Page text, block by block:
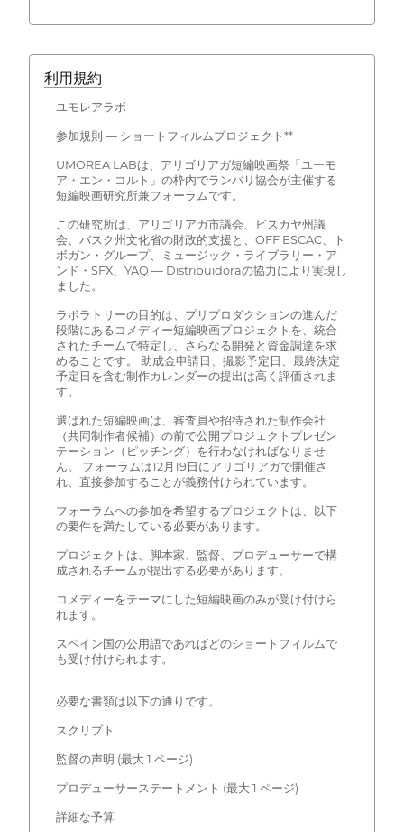
利用規約
ユモレアラボ
参加規則 — ショートフィルムプロジェクト**
UMOREA LABは、アリゴリアガ短編映画祭「ユーモ
ア・エン・コルト」の枠内でランバリ協会が主催する
短編映画研究所兼フォーラムです。
この研究所は、アリゴリアガ市議会、ビスカヤ州議
会、バスク州文化省の財政的支援と、OFF ESCAC、ト
ボガン・グループ、ミュージック・ライブラリー・ア
ンド・SFX、YAQ — Distribuidoraの協力により実現し
ました。
ラボラトリーの目的は、プリプロダクションの進んだ
段階にあるコメディー短編映画プロジェクトを、統合
されたチームで特定し、さらなる開発と資金調達を求
めることです。 助成金申請日、撮影予定日、最終決定
予定日を含む制作カレンダーの提出は高く評価されま
す。
選ばれた短編映画は、審査員や招待された制作会社
（共同制作者候補）の前で公開プロジェクトプレゼン
テーション（ピッチング）を行わなければなりませ
ん。 フォーラムは12月19日にアリゴリアガで開催さ
れ、直接参加することが義務付けられています。
フォーラムへの参加を希望するプロジェクトは、以下
の要件を満たしている必要があります。
プロジェクトは、脚本家、監督、プロデューサーで構
成されるチームが提出する必要があります。
コメディーをテーマにした短編映画のみが受け付けら
れます。
スペイン国の公用語であればどのショートフィルムで
も受け付けられます。
必要な書類は以下の通りです。
スクリプト
監督の声明 (最大 1 ページ)
プロデューサーステートメント (最大 1 ページ)
詳細な予算